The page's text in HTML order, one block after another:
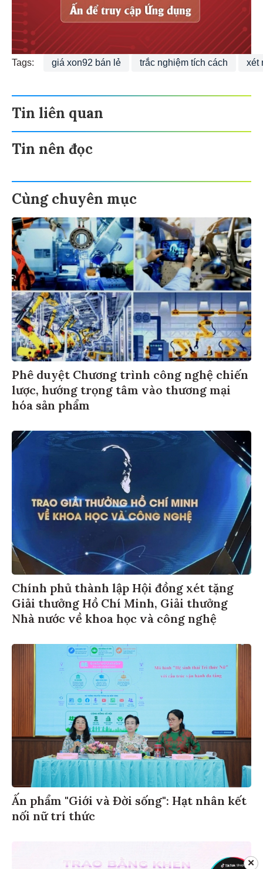
Tags: giá xon92 bán lẻ trắc nghiệm tích cách xét
Tin liên quan
Tin nên đọc
Cùng chuyên mục
Phê duyệt Chương trình công nghệ chiến
lược, hướng trọng tâm vào thương mại
hóa sản phẩm
Chính phủ thành lập Hội đồng xét tặng
Giải thưởng Hồ Chí Minh, Giải thưởng
Nhà nước về khoa học và công nghệ
Ấn phẩm "Giới và Đời sống": Hạt nhân kết
nối nữ trí thức
✕